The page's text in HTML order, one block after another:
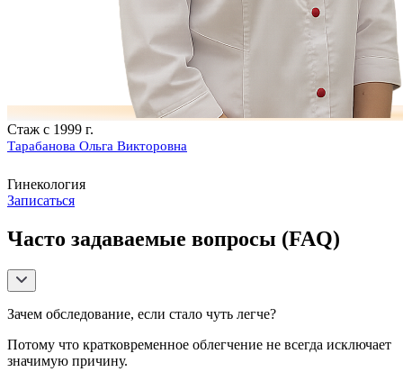
Стаж с 1999 г.
Тарабанова Ольга Викторовна
Гинекология
Записаться
Часто задаваемые вопросы (FAQ)
Зачем обследование, если стало чуть легче?
Потому что кратковременное облегчение не всегда исключает
значимую причину.